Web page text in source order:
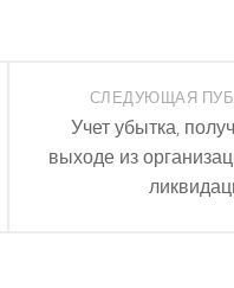
СЛЕДУЮЩАЯ
Учет убытка,
выходе из